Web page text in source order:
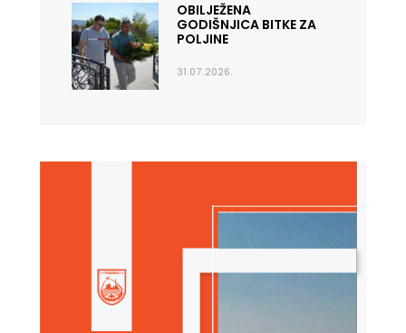
OBILJEŽENA
GODIŠNJICA BITKE ZA
POLJINE
31.07.2026.